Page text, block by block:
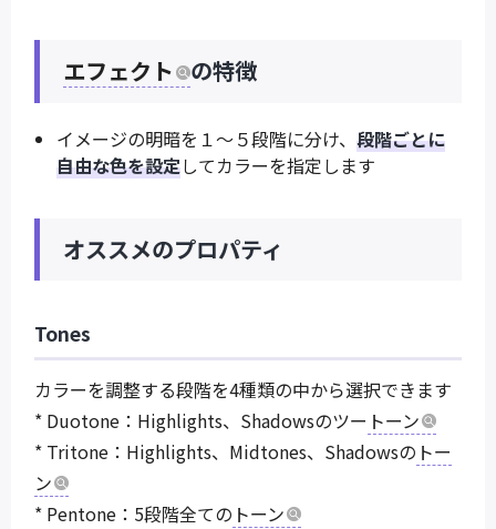
エフェクト の特徴
イメージの明暗を１～５段階に分け、段階ごとに
自由な色を設定してカラーを指定します
オススメのプロパティ
Tones
カラーを調整する段階を4種類の中から選択できます
* Duotone：Highlights、Shadowsのツー トーン
* Tritone：Highlights、Midtones、Shadowsの トー
ン
* Pentone：5段階全ての トーン